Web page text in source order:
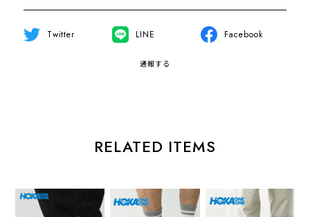
Twitter LINE Facebook
通報する
RELATED ITEMS